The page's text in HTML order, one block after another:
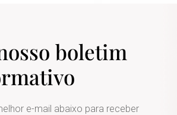
boletim
e-mail abaixo para receber